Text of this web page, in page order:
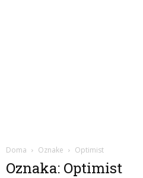
Doma Oznake Optimist
Oznaka: Optimist